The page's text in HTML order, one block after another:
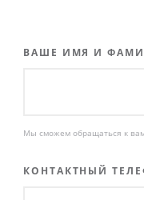
ВАШЕ ИМЯ И
Мы сможем обращаться к
КОНТАКТНЫЙ